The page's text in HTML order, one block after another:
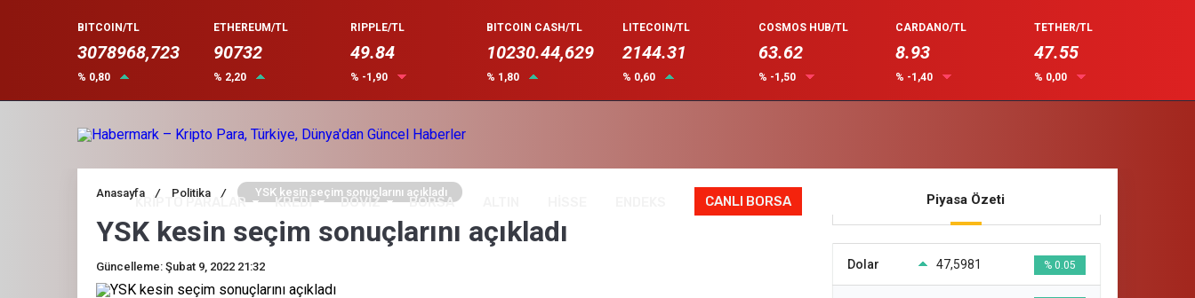
BITCOIN/TL
3078968,723
% 0,80
ETHEREUM/TL
90732
% 2,20
RIPPLE/TL
49.84
% -1,90
BITCOIN CASH/TL
10230.44,629
% 1,80
LITECOIN/TL
2144.31
% 0,60
COSMOS HUB/TL
63.62
% -1,50
CARDANO/TL
8.93
% -1,40
TETHER/TL
47.55
% 0,00
KRİPTO PARALAR KREDİ DÖVİZ BORSA CANLI BORSA
Anasayfa / Politika / YSK kesin seçim sonuçlarını açıkladı
YSK kesin seçim sonuçlarını açıkladı
Güncelleme: Şubat 9, 2022 21:32
Piyasa Özeti
Dolar 47,5981 % 0.05